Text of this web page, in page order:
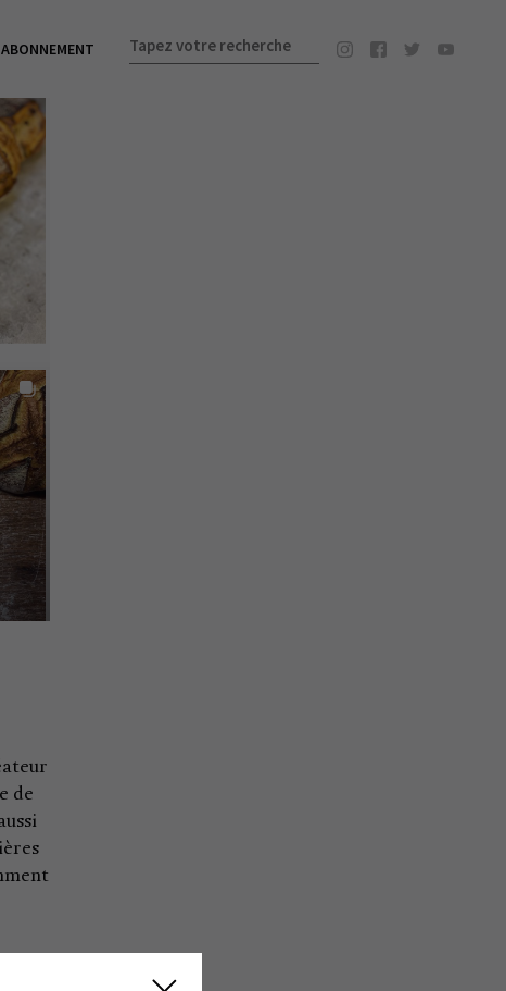
ABONNEMENT
de